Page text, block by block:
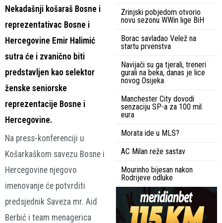
Nekadašnji košaraš Bosne i
reprezentativac Bosne i
Hercegovine Emir Halimić
sutra će i zvanično biti
predstavljen kao selektor
ženske seniorske
reprezentacije Bosne i
Hercegovine.
Na press-konferenciji u
Košarkaškom savezu Bosne i
Hercegovine njegovo
imenovanje će potvrditi
predsjednik Saveza mr. Aid
Berbić i team menagerica
Zrinjski pobjedom otvorio
novu sezonu WWin lige BiH
Borac savladao Velež na
startu prvenstva
Navijači su ga tjerali, treneri
gurali na beka, danas je lice
novog Osijeka
Manchester City dovodi
senzaciju SP-a za 100 mil.
eura
Morata ide u MLS?
AC Milan reže sastav
Mourinho bijesan nakon
Rodrijeve odluke